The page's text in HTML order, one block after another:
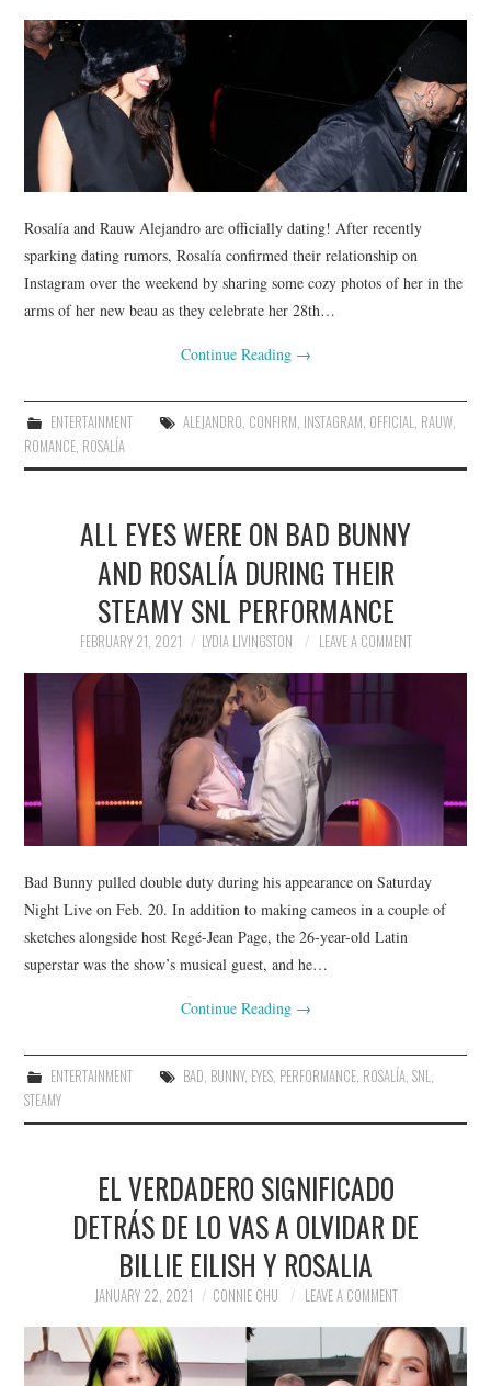
SPORTS
TECHNOLOGY
Rosalía and Rauw Alejandro are officially dating! After recently
sparking dating rumors, Rosalía confirmed their relationship on
Instagram over the weekend by sharing some cozy photos of her in the
arms of her new beau as they celebrate her 28th…
Continue Reading →
ENTERTAINMENT ALEJANDRO, CONFIRM, INSTAGRAM, OFFICIAL, RAUW,
ROMANCE, ROSALÍA
ALL EYES WERE ON BAD BUNNY
AND ROSALÍA DURING THEIR
STEAMY SNL PERFORMANCE
FEBRUARY 21, 2021 LYDIA LIVINGSTON LEAVE A COMMENT
Bad Bunny pulled double duty during his appearance on Saturday
Night Live on Feb. 20. In addition to making cameos in a couple of
sketches alongside host Regé-Jean Page, the 26-year-old Latin
superstar was the show’s musical guest, and he…
Continue Reading →
ENTERTAINMENT BAD, BUNNY, EYES, PERFORMANCE, ROSALÍA, SNL,
STEAMY
EL VERDADERO SIGNIFICADO
DETRÁS DE LO VAS A OLVIDAR DE
BILLIE EILISH Y ROSALIA
JANUARY 22, 2021 CONNIE CHU LEAVE A COMMENT